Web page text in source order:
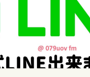
ろしくお願いいたします。
をつけてお過ごしください
が変更になった先生がい
します。